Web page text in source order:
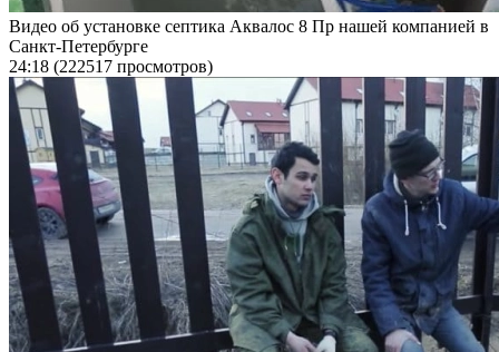
Видео об установке септика Аквалос 8 Пр нашей компанией в
Санкт-Петербурге
24:18 (222517 просмотров)